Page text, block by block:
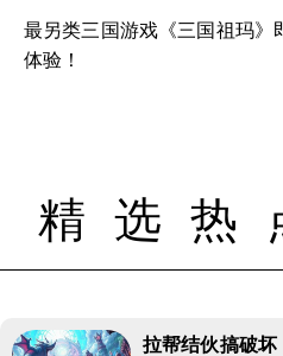
最另类三国游戏《三国祖玛》
体验！
精选热
拉帮结伙搞破